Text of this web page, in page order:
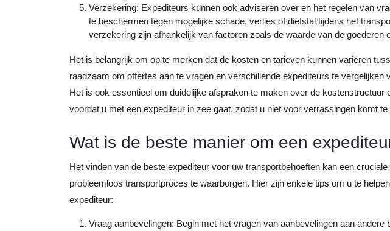
Verzekering: Expediteurs kunnen ook adviseren over en het regelen van
te beschermen tegen mogelijke schade, verlies of diefstal tijdens het
verzekering zijn afhankelijk van factoren zoals de waarde van de goederen
Het is belangrijk om op te merken dat de kosten en tarieven kunnen variëren
raadzaam om offertes aan te vragen en verschillende expediteurs te vergelijken
Het is ook essentieel om duidelijke afspraken te maken over de kostenstructuur
voordat u met een expediteur in zee gaat, zodat u niet voor verrassingen komt te
Wat is de beste manier om een
Het vinden van de beste expediteur voor uw transportbehoeften kan een
probleemloos transportproces te waarborgen. Hier zijn enkele tips om u te
expediteur:
Vraag aanbevelingen: Begin met het vragen van aanbevelingen aan andere